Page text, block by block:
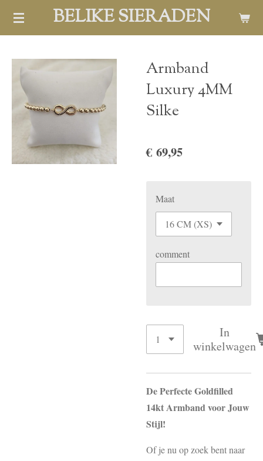
Ga
BELIKE SIERADEN
Armband
Luxury 4MM
Silke
€ 69,95
Maat
comment
In
winkelwagen
De Perfecte Goldfilled
14kt Armband voor Jouw
Stijl!
Of je nu op zoek bent naar